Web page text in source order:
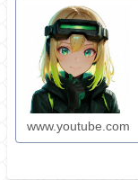
www.youtube.com